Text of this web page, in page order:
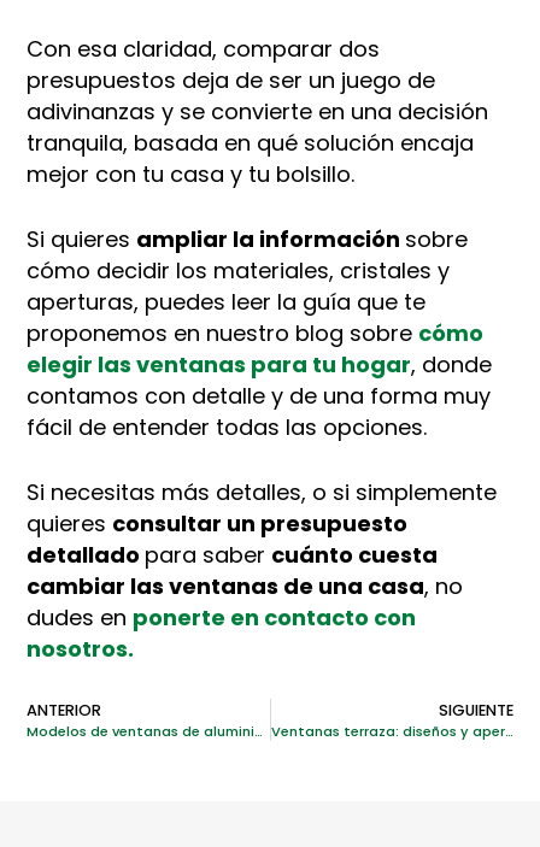
Con esa claridad, comparar dos
presupuestos deja de ser un juego de
adivinanzas y se convierte en una decisión
tranquila, basada en qué solución encaja
mejor con tu casa y tu bolsillo.​​
Si quieres ampliar la información sobre
cómo decidir los materiales, cristales y
aperturas, puedes leer la guía que te
proponemos en nuestro blog sobre cómo
elegir las ventanas para tu hogar, donde
contamos con detalle y de una forma muy
fácil de entender todas las opciones.
Si necesitas más detalles, o si simplemente
quieres consultar un presupuesto
detallado para saber cuánto cuesta
cambiar las ventanas de una casa, no
dudes en ponerte en contacto con
nosotros.
ANTERIOR
Modelos de ventanas de aluminio: comparativa para elegir la mejor para tu hogar
SIGUIENTE
Ventanas terraza: diseños y aperturas para disfrutar al máximo del exterior